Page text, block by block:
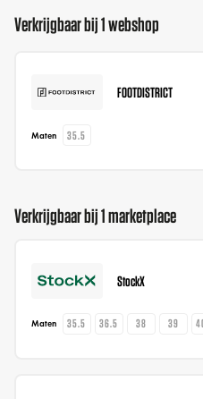
Verkrijgbaar bij 1 webshop
FOOTDISTRICT
Maten 35.5
Verkrijgbaar bij 1 marketplace
StockX
Maten 35.5 36.5 38 39